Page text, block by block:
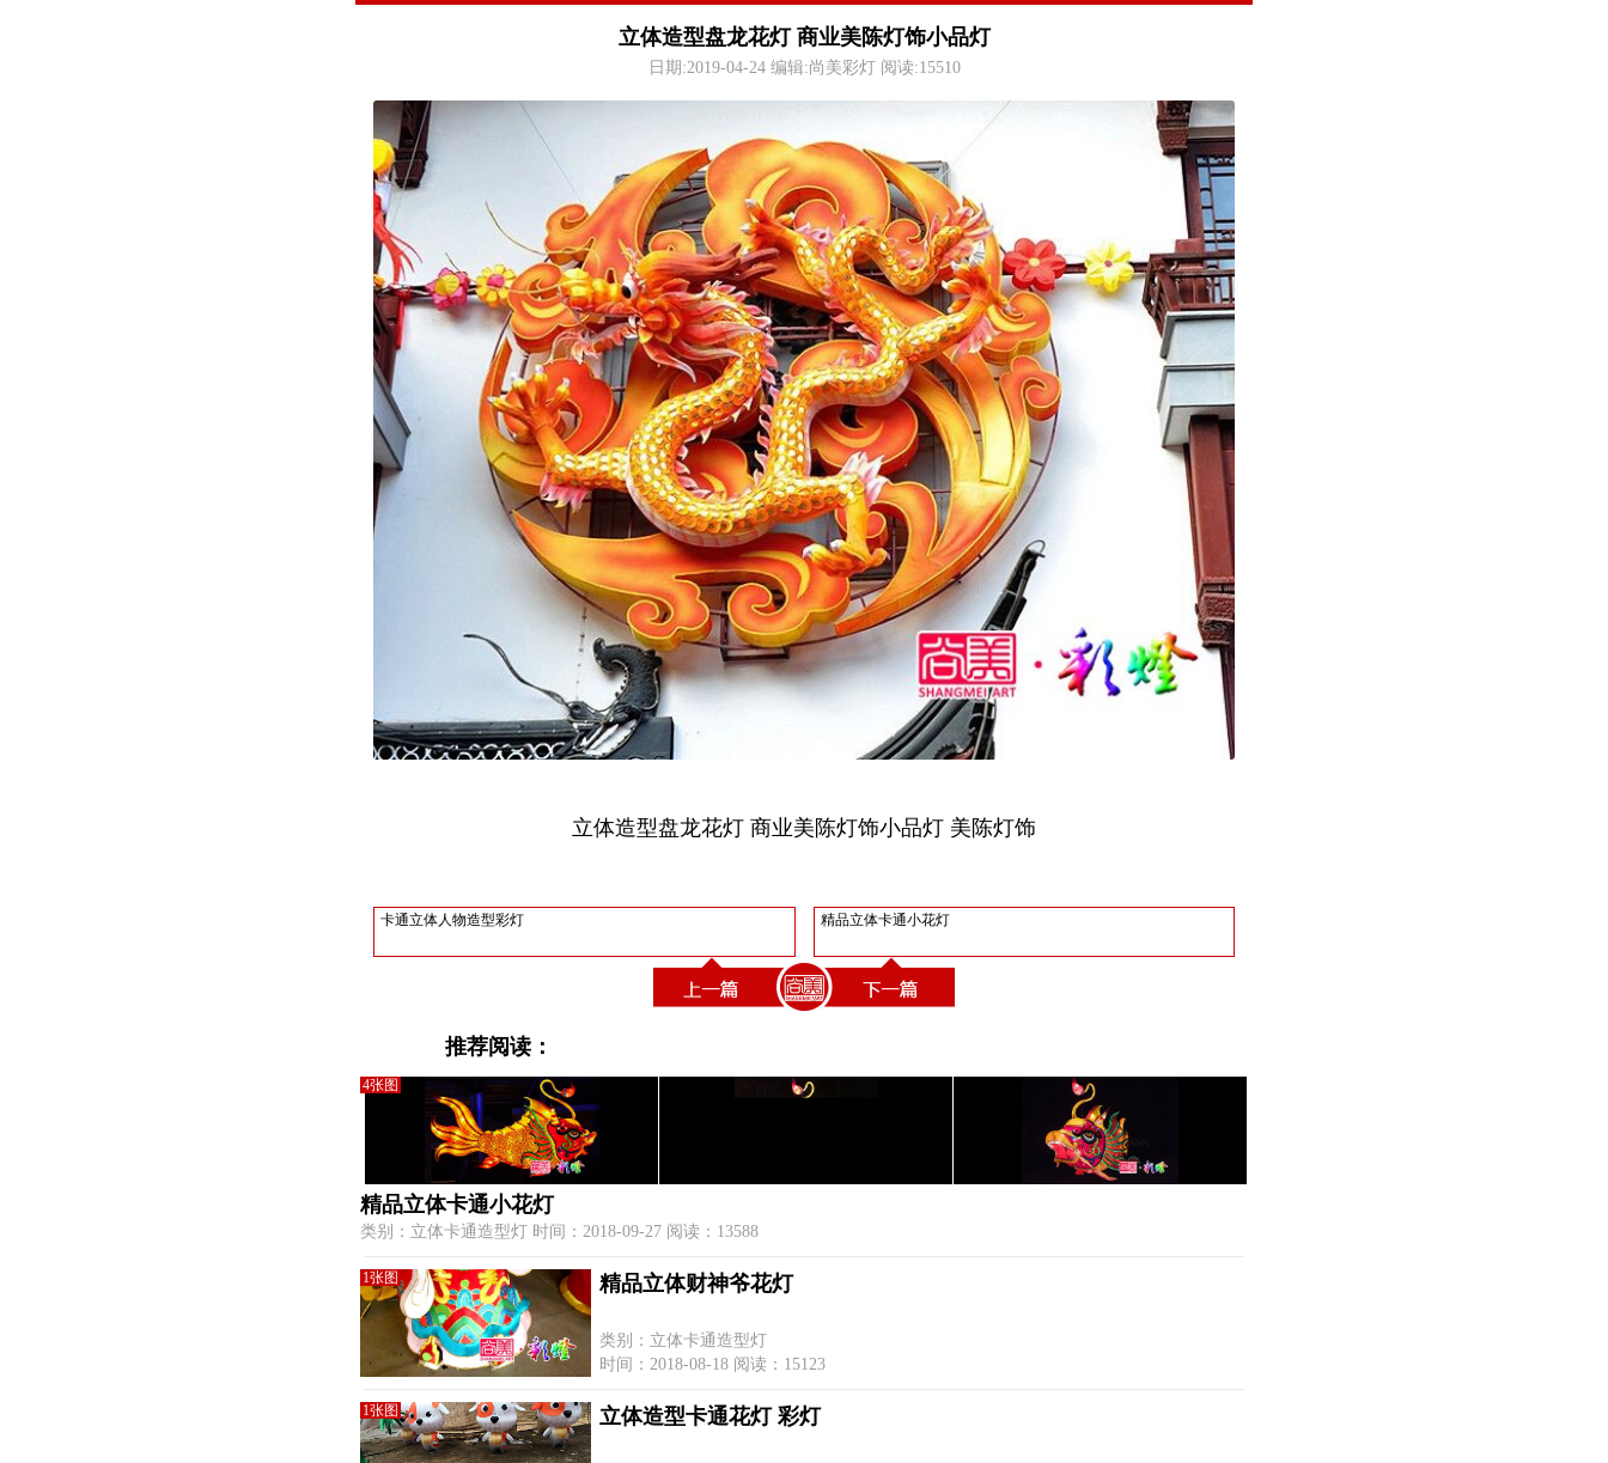
立体造型盘龙花灯 商业美陈灯饰小品灯
日期:2019-04-24 编辑:尚美彩灯 阅读:15510
立体造型盘龙花灯 商业美陈灯饰小品灯 美陈灯饰
卡通立体人物造型彩灯 精品立体卡通小花灯
推荐阅读：
4张图
精品立体卡通小花灯
类别：立体卡通造型灯 时间：2018-09-27 阅读：13588
1张图 精品立体财神爷花灯
类别：立体卡通造型灯
时间：2018-08-18 阅读：15123
1张图 立体造型卡通花灯 彩灯